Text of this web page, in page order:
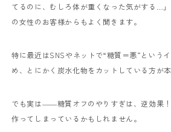
てるのに、むしろ体が重くなった気がする…」
の女性のお客様からもよく聞きます。
特に最近はSNSやネットで“糖質＝悪”という
め、とにかく炭水化物をカットしている方が
でも実は――糖質オフのやりすぎは、逆効果！
作ってしまっているかもしれません。